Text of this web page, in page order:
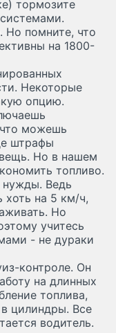
тормозите
Но помните, что
на 1800-
Некоторые
опцию.
что можешь
штрафы
вещь. Но в нашем
топливо.
нужды. Ведь
хоть на 5 км/ч,
Но
учитесь
- не дураки
контроле. Он
на длинных
топлива,
цилиндры. Все
водитель.